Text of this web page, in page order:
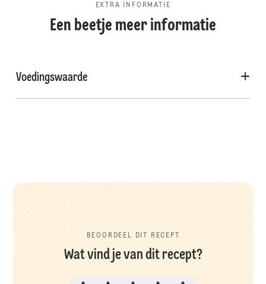
EXTRA INFORMATIE
Een beetje meer informatie
Voedingswaarde
BEOORDEEL DIT RECEPT
Wat vind je van dit recept?